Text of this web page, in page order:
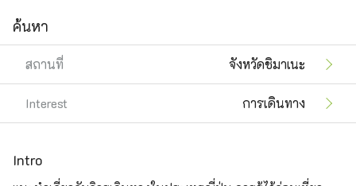
ค้นหา
สถานที่ จังหวัดชิมาเนะ
Interest การเดินทาง
Intro